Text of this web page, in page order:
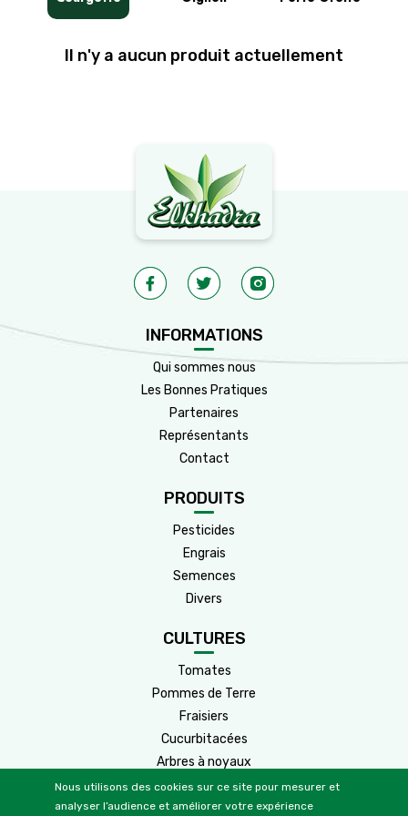
Il n'y a aucun produit actuellement
INFORMATIONS
Qui sommes nous
Les Bonnes Pratiques
Partenaires
Représentants
Contact
PRODUITS
Pesticides
Engrais
Semences
Divers
CULTURES
Tomates
Pommes de Terre
Fraisiers
Cucurbitacées
Arbres à noyaux
Arbres à pépins
Nous utilisons des cookies sur ce site pour mesurer et
analyser l’audience et améliorer votre expérience